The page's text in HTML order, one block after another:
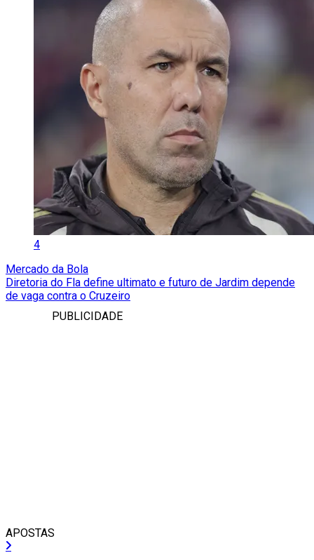
4
Mercado da Bola
Diretoria do Fla define ultimato e futuro de Jardim depende
de vaga contra o Cruzeiro
PUBLICIDADE
APOSTAS